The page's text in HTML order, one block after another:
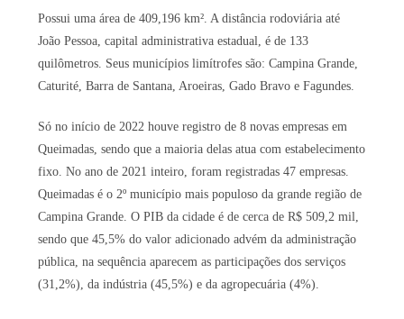
Possui uma área de 409,196 km². A distância rodoviária até
João Pessoa, capital administrativa estadual, é de 133
quilômetros. Seus municípios limítrofes são: Campina Grande,
Caturité, Barra de Santana, Aroeiras, Gado Bravo e Fagundes.
Só no início de 2022 houve registro de 8 novas empresas em
Queimadas, sendo que a maioria delas atua com estabelecimento
fixo. No ano de 2021 inteiro, foram registradas 47 empresas.
Queimadas é o 2º município mais populoso da grande região de
Campina Grande. O PIB da cidade é de cerca de R$ 509,2 mil,
sendo que 45,5% do valor adicionado advém da administração
pública, na sequência aparecem as participações dos serviços
(31,2%), da indústria (45,5%) e da agropecuária (4%).